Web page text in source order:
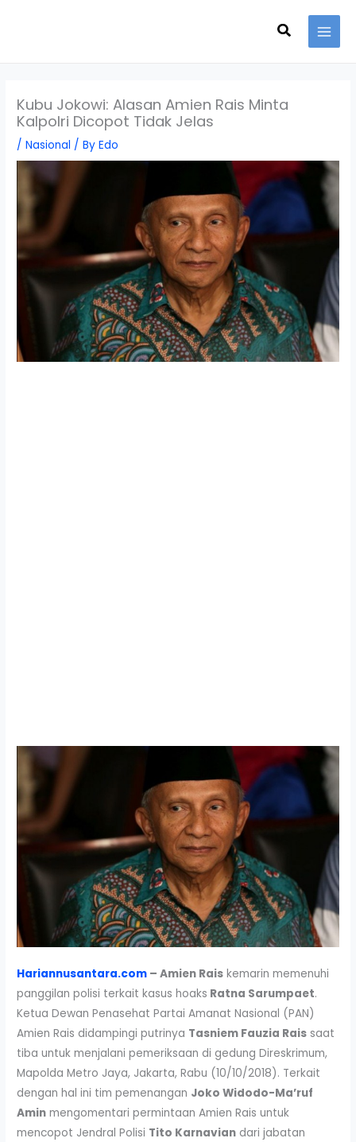
Search
Kubu Jokowi: Alasan Amien Rais Minta
Kalpolri Dicopot Tidak Jelas
/Nasional / ByEdo
Hariannusantara.com – Amien Rais kemarin memenuhi
panggilan polisi terkait kasus hoaks Ratna Sarumpaet.
Ketua Dewan Penasehat Partai Amanat Nasional (PAN)
Amien Rais didampingi putrinya Tasniem Fauzia Rais saat
tiba untuk menjalani pemeriksaan di gedung Direskrimum,
Mapolda Metro Jaya, Jakarta, Rabu (10/10/2018). Terkait
dengan hal ini tim pemenangan Joko Widodo-Ma’ruf
Amin mengomentari permintaan Amien Rais untuk
mencopot Jendral Polisi Tito Karnavian dari jabatan